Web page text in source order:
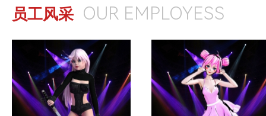
员工风采 OUR EMPLOYESS